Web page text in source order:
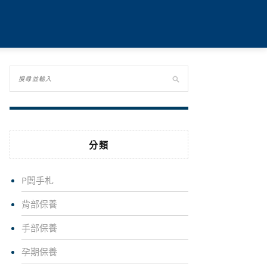
分類
P闆手札
背部保養
手部保養
孕期保養